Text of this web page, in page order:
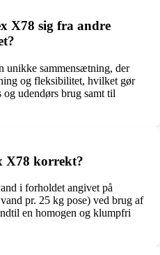
X78 sig fra andre
unikke sammensætning, der
og fleksibilitet, hvilket gør
udendørs brug samt til
X78 korrekt?
i forholdet angivet på
pr. 25 kg pose) ved brug af
en homogen og klumpfri